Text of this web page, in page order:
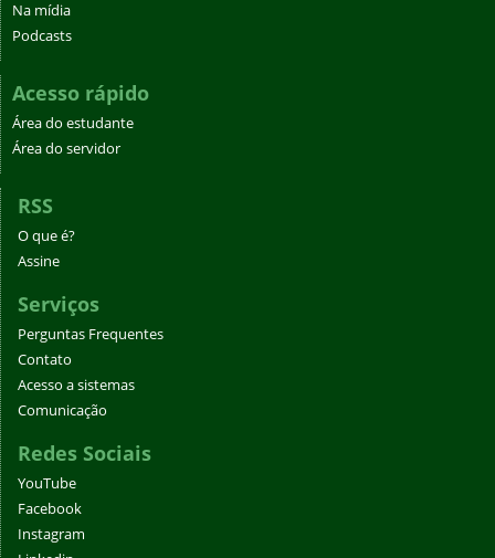
Na mídia
Podcasts
Acesso rápido
Área do estudante
Área do servidor
RSS
O que é?
Assine
Serviços
Perguntas Frequentes
Contato
Acesso a sistemas
Comunicação
Redes Sociais
YouTube
Facebook
Instagram